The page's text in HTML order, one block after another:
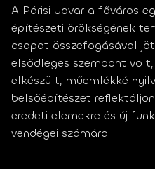
A Párisi Udvar a főváros
építészeti örökségének
csapat összefogásával
elsődleges szempont
elkészült, műemlékké
belsőépítészet
eredeti elemekre és új
vendégei számára.